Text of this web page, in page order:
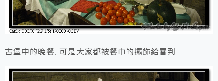
古堡中的晚餐, 可是大家都被餐巾的擺飾給雷到….